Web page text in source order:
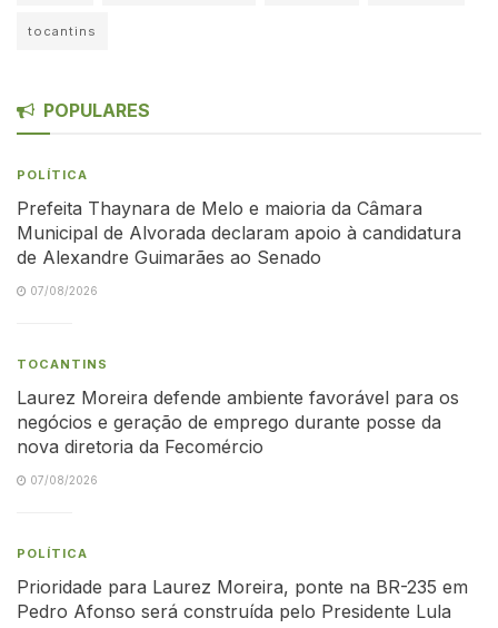
tocantins
POPULARES
POLÍTICA
Prefeita Thaynara de Melo e maioria da Câmara
Municipal de Alvorada declaram apoio à candidatura
de Alexandre Guimarães ao Senado
07/08/2026
TOCANTINS
Laurez Moreira defende ambiente favorável para os
negócios e geração de emprego durante posse da
nova diretoria da Fecomércio
07/08/2026
POLÍTICA
Prioridade para Laurez Moreira, ponte na BR-235 em
Pedro Afonso será construída pelo Presidente Lula